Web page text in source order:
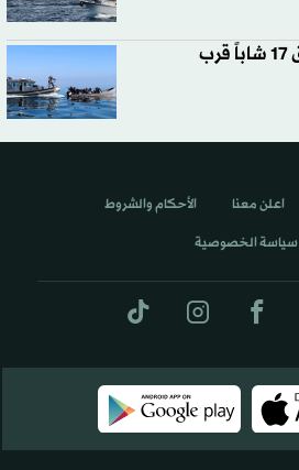
صدمة في الجزائر بعد غرق 17 شاباً قرب
اعلن معنا الأحكام والشروط
سياسة الخصوصية